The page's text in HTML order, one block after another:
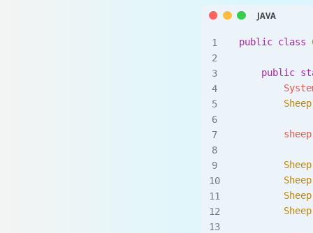
public class
    public
        Sheep
        sheep
        Sheep
        Sheep
        Sheep
        Sheep